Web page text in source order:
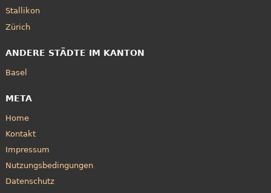
Stallikon
Zürich
ANDERE STÄDTE IM KANTON
Basel
META
Home
Kontakt
Impressum
Nutzungsbedingungen
Datenschutz